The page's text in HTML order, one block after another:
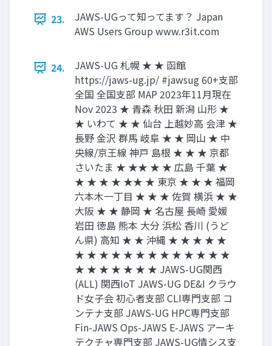
23.
JAWS-UGって知ってます？ Japan
AWS Users Group www.r3it.com
24.
JAWS-UG 札幌 ★ ★ 函館
https://jaws-ug.jp/ #jawsug 60+⽀部
全国 全国⽀部 MAP 2023年11⽉現在
Nov 2023 ★ ⻘森 秋⽥ 新潟 ⼭形 ★
★ いわて ★ ★ 仙台 上越妙⾼ 会津 ★
⻑野 ⾦沢 群⾺ 岐⾩ ★ ★ 岡⼭ ★ 中
央線/京王線 神⼾ 島根 ★ ★ ★ 京都
さいたま ★ ★★ ★ ★ 広島 千葉 ★
★ ★ ★ ★ ★★ ★ 東京 ★ ★ ★ 福岡
六本⽊⼀丁⽬ ★ ★ ★ 佐賀 横浜 ★ ★
⼤阪 ★ ★ 静岡 ★ 名古屋 ⻑崎 愛媛
岩⽥ 徳島 熊本 ⼤分 浜松 ⾹川 (うど
ん県) ⾼知 ★ ★ 沖縄 ★ ★ ★ ★ ★
★ ★ ★ ★ ★ ★ ★ ★ ★ ★ ★ ★ ★
★ ★ ★ ★ ★ ★ ★ JAWS-UG関⻄
(ALL) 関⻄IoT JAWS-UG DE&I クラウ
ド⼥⼦会 初⼼者⽀部 CLI専⾨⽀部 コ
ンテナ⽀部 JAWS-UG HPC専⾨⽀部
Fin-JAWS Ops-JAWS E-JAWS アーキ
テクチャ専⾨⽀部 JAWS-UG情シス⽀